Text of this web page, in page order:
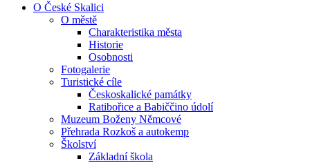
O České Skalici
O městě
Charakteristika města
Historie
Osobnosti
Fotogalerie
Turistické cíle
Českoskalické památky
Ratibořice a Babiččino údolí
Muzeum Boženy Němcové
Přehrada Rozkoš a autokemp
Školství
Základní škola